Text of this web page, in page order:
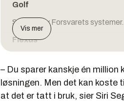
Golf
Samling av Forsvarets
Flexus
Sikkerhetsportalen
Mangeårig arbeid med sikker
Vis mer
– Du sparer kanskje én
løsningen. Men det kan koste
at det er tatt i bruk, sier Siri